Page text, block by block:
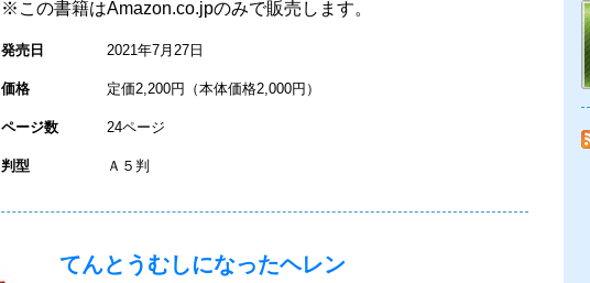
※この書籍はAmazon.co.jpのみで販売します。
発売日 2021年7月27日
価格 定価2,200円（本体価格2,000円）
ページ数 24ページ
判型 Ａ５判
てんとうむしになったヘレン